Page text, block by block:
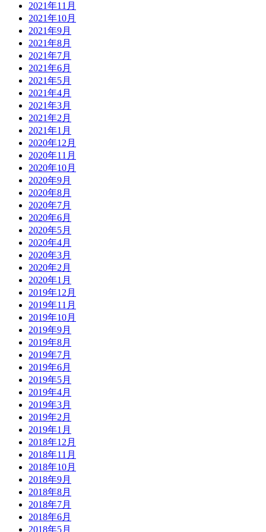
2021年11月
2021年10月
2021年9月
2021年8月
2021年7月
2021年6月
2021年5月
2021年4月
2021年3月
2021年2月
2021年1月
2020年12月
2020年11月
2020年10月
2020年9月
2020年8月
2020年7月
2020年6月
2020年5月
2020年4月
2020年3月
2020年2月
2020年1月
2019年12月
2019年11月
2019年10月
2019年9月
2019年8月
2019年7月
2019年6月
2019年5月
2019年4月
2019年3月
2019年2月
2019年1月
2018年12月
2018年11月
2018年10月
2018年9月
2018年8月
2018年7月
2018年6月
2018年5月